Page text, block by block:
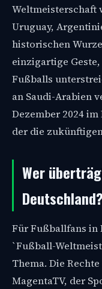
Weltmeisterschaft
Uruguay,
historischen
einzigartige
Fußballs
an Saudi-Arabien
Dezember 2024
der die
Wer
Deutschland?
Für Fußballfans in
`Fußball-
Thema. Die
MagentaTV, der